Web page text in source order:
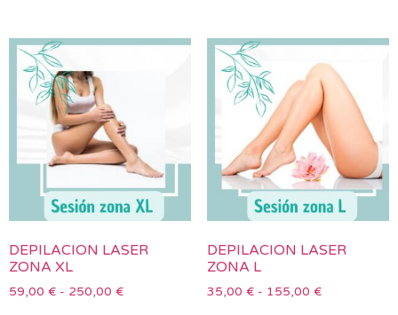
DEPILACION LASER
ZONA XL
59,00 € - 250,00 €
DEPILACION LASER
ZONA L
35,00 € - 155,00 €